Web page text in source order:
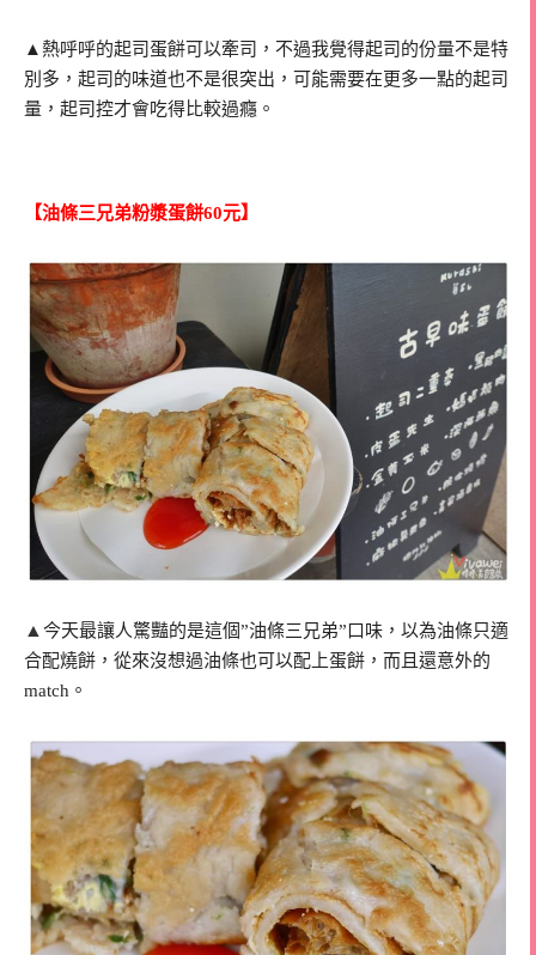
▲熱呼呼的起司蛋餅可以牽司，不過我覺得起司的份量不是特
別多，起司的味道也不是很突出，可能需要在更多一點的起司
量，起司控才會吃得比較過癮。
【油條三兄弟粉漿蛋餅60元】
▲今天最讓人驚豔的是這個”油條三兄弟”口味，以為油條只適
合配燒餅，從來沒想過油條也可以配上蛋餅，而且還意外的
match。